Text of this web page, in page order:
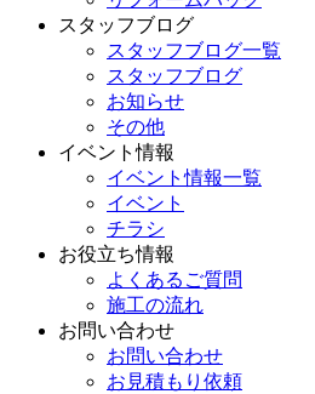
スタッフブログ
スタッフブログ一覧
スタッフブログ
お知らせ
その他
イベント情報
イベント情報一覧
イベント
チラシ
お役立ち情報
よくあるご質問
施工の流れ
お問い合わせ
お問い合わせ
お見積もり依頼